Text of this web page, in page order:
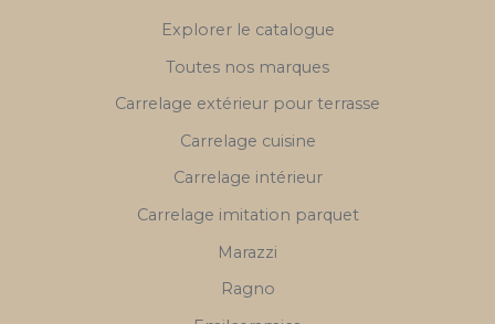
Explorer le catalogue
Toutes nos marques
Carrelage extérieur pour terrasse
Carrelage cuisine
Carrelage intérieur
Carrelage imitation parquet
Marazzi
Ragno